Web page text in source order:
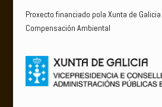
Proxecto financiado pola Xunta de
Compensación Ambiental